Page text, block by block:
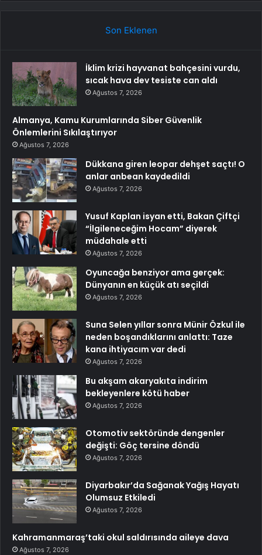
Son Eklenen
İklim krizi hayvanat bahçesini vurdu,
sıcak hava dev tesiste can aldı
Ağustos 7, 2026
Almanya, Kamu Kurumlarında Siber Güvenlik
Önlemlerini Sıkılaştırıyor
Ağustos 7, 2026
Dükkana giren leopar dehşet saçtı! O
anlar anbean kaydedildi
Ağustos 7, 2026
Yusuf Kaplan isyan etti, Bakan Çiftçi
“İlgileneceğim Hocam” diyerek
müdahale etti
Ağustos 7, 2026
Oyuncağa benziyor ama gerçek:
Dünyanın en küçük atı seçildi
Ağustos 7, 2026
Suna Selen yıllar sonra Münir Özkul ile
neden boşandıklarını anlattı: Taze
kana ihtiyacım var dedi
Ağustos 7, 2026
Bu akşam akaryakıta indirim
bekleyenlere kötü haber
Ağustos 7, 2026
Otomotiv sektöründe dengenler
değişti: Göç tersine döndü
Ağustos 7, 2026
Diyarbakır’da Sağanak Yağış Hayatı
Olumsuz Etkiledi
Ağustos 7, 2026
Kahramanmaraş’taki okul saldırısında aileye dava
Ağustos 7, 2026